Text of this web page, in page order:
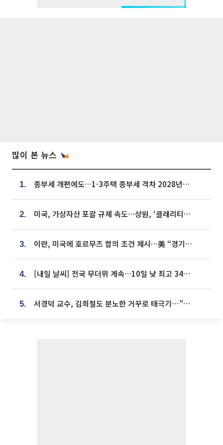
많이 본 뉴스
1. 종부세 개편에도…1·3주택 종부세 격차 2028년부터 확대
2. 미국, 가상자산 포괄 규제 속도…상원, ‘클래리티법’ 9월 절차투표 추진
3. 이란, 미국에 호르무즈 합의 조건 제시…美 “경기 아직 안 끝나” [종합]
4. [내일 날씨] 전국 무더위 계속…10일 낮 최고 34도 육박
5. 서경덕 교수, 김희철도 분노한 거꾸로 태극기⋯"엉터리는 아냐, 아쉬울 뿐"